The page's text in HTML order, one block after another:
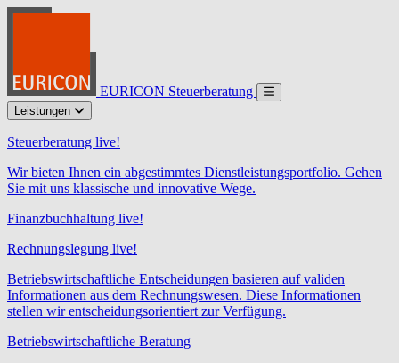
EURICON Steuerberatung
Leistungen
Steuerberatung live!
Wir bieten Ihnen ein abgestimmtes Dienstleistungsportfolio. Gehen
Sie mit uns klassische und innovative Wege.
Finanzbuchhaltung live!
Rechnungslegung live!
Betriebswirtschaftliche Entscheidungen basieren auf validen
Informationen aus dem Rechnungswesen. Diese Informationen
stellen wir entscheidungsorientiert zur Verfügung.
Betriebswirtschaftliche Beratung